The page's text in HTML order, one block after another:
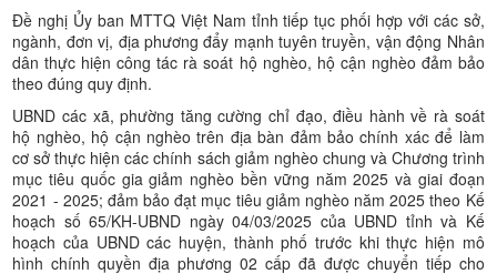
Đề nghị Ủy ban MTTQ Việt Nam tỉnh tiếp tục phối hợp với các sở,
ngành, đơn vị, địa phương đẩy mạnh tuyên truyền, vận động Nhân
dân thực hiện công tác rà soát hộ nghèo, hộ cận nghèo đảm bảo
theo đúng quy định.
UBND các xã, phường tăng cường chỉ đạo, điều hành về rà soát
hộ nghèo, hộ cận nghèo trên địa bàn đảm bảo chính xác để làm
cơ sở thực hiện các chính sách giảm nghèo chung và Chương trình
mục tiêu quốc gia giảm nghèo bền vững năm 2025 và giai đoạn
2021 - 2025; đảm bảo đạt mục tiêu giảm nghèo năm 2025 theo Kế
hoạch số 65/KH-UBND ngày 04/03/2025 của UBND tỉnh và Kế
hoạch của UBND các huyện, thành phố trước khi thực hiện mô
hình chính quyền địa phương 02 cấp đã được chuyển tiếp cho